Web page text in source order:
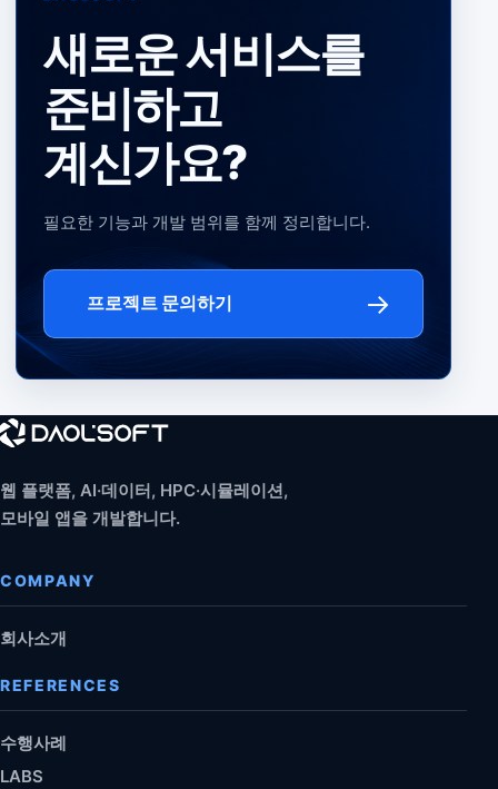
새로운 서비스를
준비하고
계신가요?
필요한 기능과 개발 범위를 함께 정리합니다.
프로젝트 문의하기 →
웹 플랫폼, AI·데이터, HPC·시뮬레이션,
모바일 앱을 개발합니다.
COMPANY
회사소개
REFERENCES
수행사례
LABS